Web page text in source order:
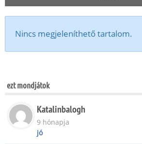
Nincs megjeleníthető tartalom.
ezt mondjátok
Katalinbalogh
9 hónapja
jó